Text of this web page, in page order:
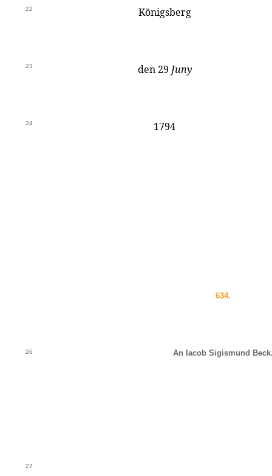
22 Königsberg
23 den 29 Juny
24 1794
634.
26 An Iacob Sigismund
27